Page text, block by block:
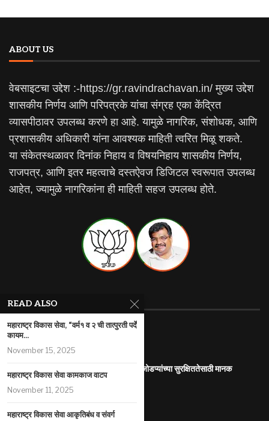
ABOUT US
वेबसाइटचा उद्देश :-https://gr.ravindrachavan.in/ मुख्य उद्देश
शासकीय निर्णय आणि परिपत्रके यांचा संग्रह एका केंद्रित
व्यासपीठावर उपलब्ध करणे हा आहे. यामुळे नागरिक, संशोधक, आणि
प्रशासकीय अधिकारी यांना आवश्यक माहिती त्वरित मिळू शकते.
या संकेतस्थळावर दिनांक निहाय व विषयनिहाय शासकीय निर्णय,
राजपत्र, आणि इतर महत्वाचे दस्तऐवज डिजिटल स्वरूपात उपलब्ध
आहेत, ज्यामुळे नागरिकांना ही माहिती सहज उपलब्ध होते.
RECENT ARTICLES
महाराष्ट्र इलेक्ट्रिक वाहन धोरण
July 29, 2026
आंतरजातीय किंवा आंतरधर्मीय विवाह करणा-या जोडप्यांच्या सुरक्षिततेसाठी मानक
कार्यप्रणाली
July 29, 2026
पोलीस कोठडीतील मृत्यू
READ ALSO
महाराष्ट्र विकास सेवा, “वर्म१ व २ ची तात्पुरती पर्दे
कायम...
November 15, 2025
महाराष्ट्र विकास सेवा कामकाज वाटप
November 11, 2025
महाराष्ट्र विकास सेवा आकृतिबंध व संवर्ग